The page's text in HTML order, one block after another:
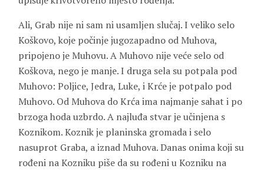
Ali, Grab nije ni sam ni usamljen slučaj. I veliko selo
Koškovo, koje počinje jugozapadno od Muhova,
pripojeno je Muhovu. A Muhovo nije veće selo od
Koškova, nego je manje. I druga sela su potpala pod
Muhovo: Poljice, Jedra, Luke, i Krće je potpalo pod
Muhovo. Od Muhova do Krća ima najmanje sahat i po
brzoga hoda uzbrdo. A najluđa stvar je učinjena s
Koznikom. Koznik je planinska gromada i selo
nasuprot Graba, a iznad Muhova. Danas onima koji su
rođeni na Kozniku piše da su rođeni u Kozniku na